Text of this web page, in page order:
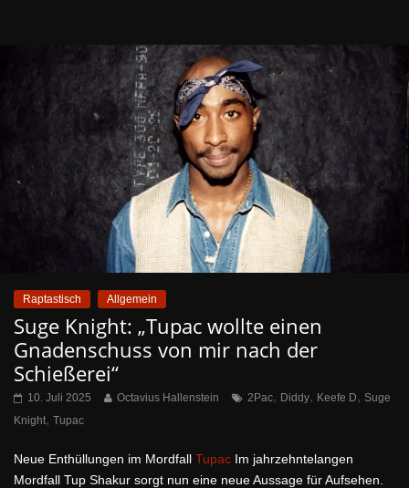
Raptastisch Allgemein
Suge Knight: „Tupac wollte einen
Gnadenschuss von mir nach der
Schießerei“
10. Juli 2025 Octavius Hallenstein 2Pac, Diddy, Keefe D, Suge
Knight, Tupac
Neue Enthüllungen im Mordfall Tupac Im jahrzehntelangen
Mordfall Tup Shakur sorgt nun eine neue Aussage für Aufsehen.